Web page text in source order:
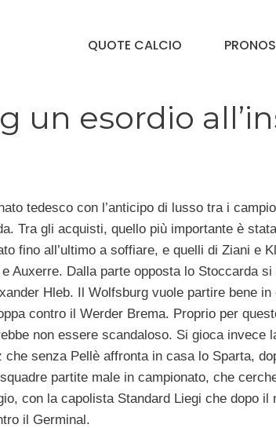
QUOTE CALCIO
un esordio
tedesco con l’anticipo di lusso tra i
Tra gli acquisti, quello più importante è
fino all’ultimo a soffiare, e quelli di Ziani e
Auxerre. Dalla parte opposta lo Stoccarda
Hleb. Il Wolfsburg vuole partire bene in
contro il Werder Brema. Proprio per
non essere scandaloso. Si gioca invece
che senza Pellè affronta in casa lo Sparta,
partite male in campionato, che
con la capolista Standard Liegi che dopo il
il Germinal.